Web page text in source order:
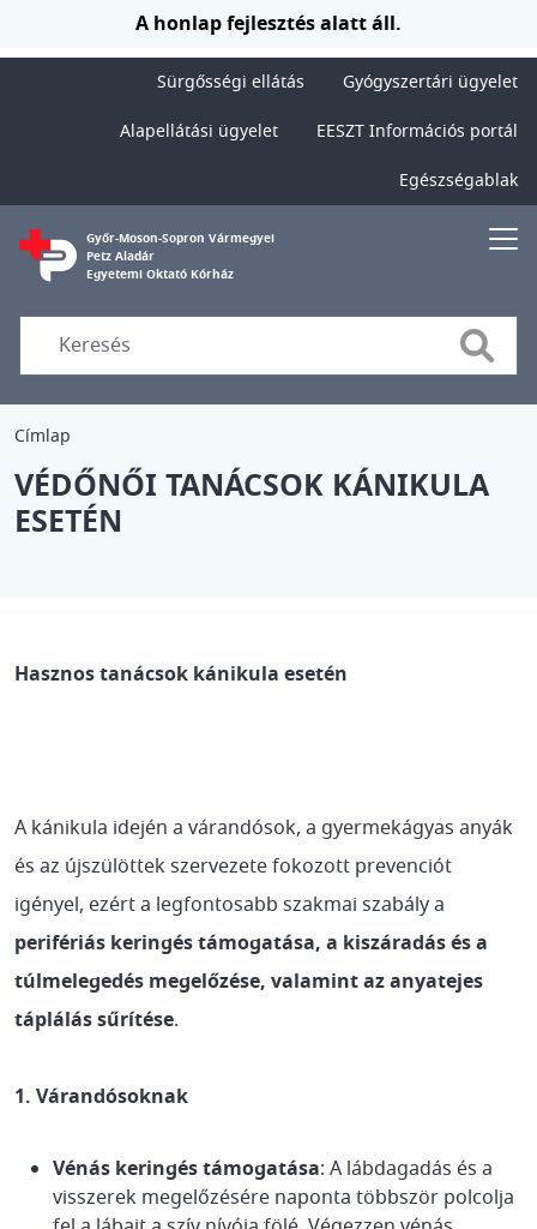
Ugrás a tartalomraA honlap fejlesztés alatt áll.
Sürgősségi ellátás
Gyógyszertári ügyelet
Alapellátási ügyelet
EESZT Információs portál
Egészségablak
Győr-Moson-Sopron Vármegyei
Petz Aladár
Egyetemi Oktató Kórház
Search
Címlap
VÉDŐNŐI TANÁCSOK KÁNIKULA
ESETÉN
Hasznos tanácsok kánikula esetén
A kánikula idején a várandósok, a gyermekágyas anyák
és az újszülöttek szervezete fokozott prevenciót
igényel, ezért a legfontosabb szakmai szabály a
perifériás keringés támogatása, a kiszáradás és a
túlmelegedés megelőzése, valamint az anyatejes
táplálás sűrítése.
1. Várandósoknak
Vénás keringés támogatása: A lábdagadás és a
visszerek megelőzésére naponta többször polcolja